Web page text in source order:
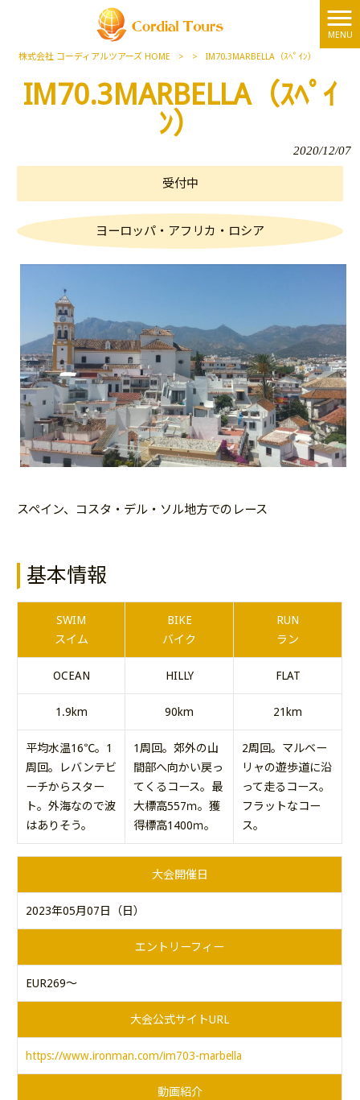
MENU
株式会社 コーディアルツアーズ HOME > > IM70.3MARBELLA（ｽﾍﾟｲﾝ）
IM70.3MARBELLA（ｽﾍﾟｲ
ﾝ）
2020/12/07
受付中
ヨーロッパ・アフリカ・ロシア
スペイン、コスタ・デル・ソル地方でのレース
基本情報
SWIM
スイム
BIKE
バイク
RUN
ラン
OCEAN HILLY FLAT
1.9km 90km 21km
平均水温16℃。1
周回。レバンテビ
ーチからスター
ト。外海なので波
はありそう。
1周回。郊外の山
間部へ向かい戻っ
てくるコース。最
大標高557ｍ。獲
得標高1400ｍ。
2周回。マルベー
リャの遊歩道に沿
って走るコース。
フラットなコー
ス。
大会開催日
2023年05月07日（日）
エントリーフィー
EUR269～
大会公式サイトURL
https://www.ironman.com/im703-marbella
動画紹介